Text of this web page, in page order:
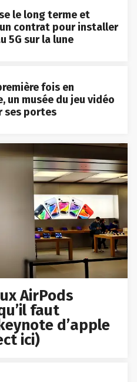
le long terme et
contrat pour installer
5G sur la lune
fois en
un musée du jeu vidéo
ses portes
AirPods
faut
d’apple
ici)